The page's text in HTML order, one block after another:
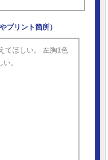
プリント箇所）